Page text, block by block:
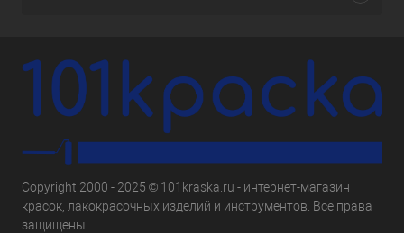
Copyright 2000 - 2025 © 101kraska.ru - интернет-магазин
красок, лакокрасочных изделий и инструментов. Все права
защищены.